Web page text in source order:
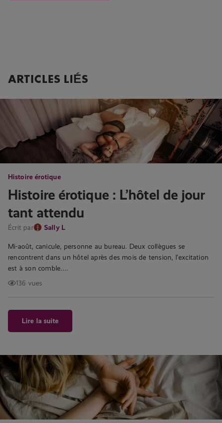
ARTICLES LIÉS
Histoire érotique
Histoire érotique : L’hôtel de jour
tant attendu
Écrit par Sally L
Mi-août, canicule, personne au bureau. Deux collègues se
rencontrent dans un hôtel après des mois de tension, l’excitation
est à son comble….
136 vues
Lire la suite